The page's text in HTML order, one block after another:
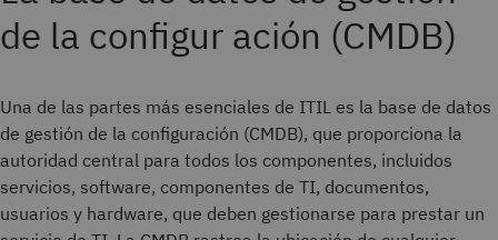
de la configur ación (CMDB)
Una de las partes más esenciales de ITIL es la base de datos
de gestión de la configuración (CMDB), que proporciona la
autoridad central para todos los componentes, incluidos
servicios, software, componentes de TI, documentos,
usuarios y hardware, que deben gestionarse para prestar un